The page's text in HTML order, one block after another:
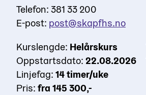
Telefon: 381 33 200
E-post: post@skapfhs.no
Kurslengde: Helårskurs
Oppstartsdato: 22.08.2026
Linjefag: 14 timer/uke
Pris: fra 145 300,-